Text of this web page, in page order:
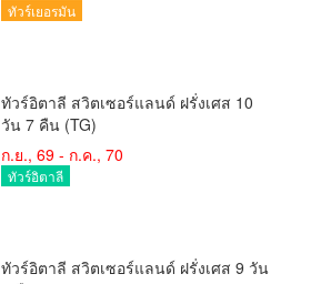
ทัวร์เยอรมัน
ทัวร์อิตาลี สวิตเซอร์แลนด์ ฝรั่งเศส 10
วัน 7 คืน (TG)
ก.ย., 69 - ก.ค., 70
ทัวร์อิตาลี
ทัวร์อิตาลี สวิตเซอร์แลนด์ ฝรั่งเศส 9 วัน